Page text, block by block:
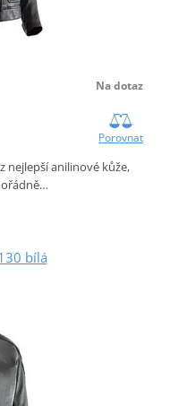
Na dotaz
Porovnat
nejlepší anilinové kůže,
bílá